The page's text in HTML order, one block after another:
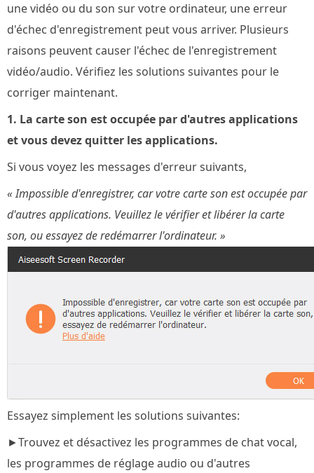
une vidéo ou du son sur votre ordinateur, une erreur
d'échec d'enregistrement peut vous arriver. Plusieurs
raisons peuvent causer l'échec de l'enregistrement
vidéo/audio. Vérifiez les solutions suivantes pour le
corriger maintenant.
1. La carte son est occupée par d'autres applications
et vous devez quitter les applications.
Si vous voyez les messages d'erreur suivants,
« Impossible d'enregistrer, car votre carte son est occupée par
d'autres applications. Veuillez le vérifier et libérer la carte
son, ou essayez de redémarrer l'ordinateur. »
Essayez simplement les solutions suivantes:
►Trouvez et désactivez les programmes de chat vocal,
les programmes de réglage audio ou d'autres